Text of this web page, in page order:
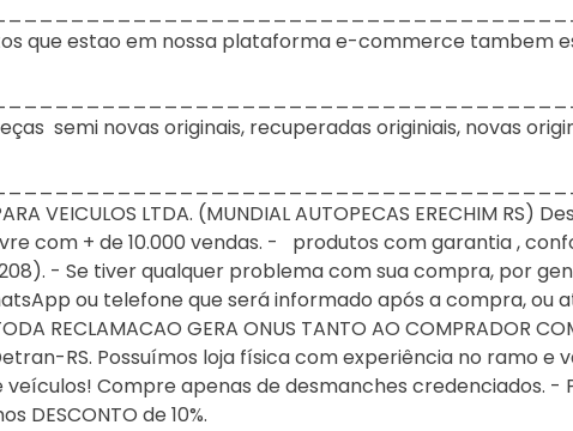
que estao em nossa plataforma e-commerce
semi novas originais, recuperadas originiais, novas
VEICULOS LTDA. (MUNDIAL AUTOPECAS ERECHIM RS)
com + de 10.000 vendas. - produtos com garantia ,
- Se tiver qualquer problema com sua compra, por
ou telefone que será informado após a compra, ou
RECLAMACAO GERA ONUS TANTO AO COMPRADOR
RS. Possuímos loja física com experiência no ramo e
Compre apenas de desmanches credenciados. -
DESCONTO de 10%.